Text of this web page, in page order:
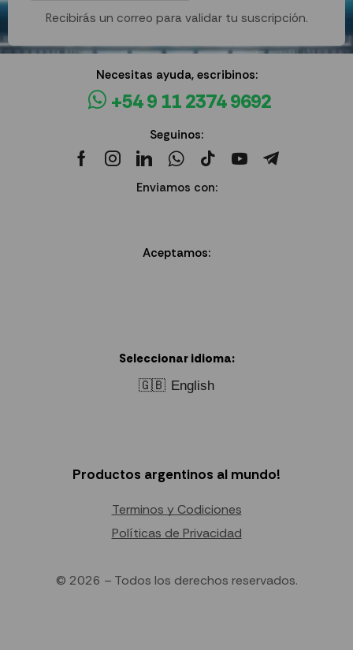
Recibirás un correo para validar tu suscripción.
Necesitas ayuda, escribinos:
+54 9 11 2374 9692
Seguinos:
Enviamos con:
Aceptamos:
Seleccionar idioma:
🇬🇧 English
Productos argentinos al mundo!
Terminos y Codiciones
Políticas de Privacidad
© 2026 – Todos los derechos reservados.